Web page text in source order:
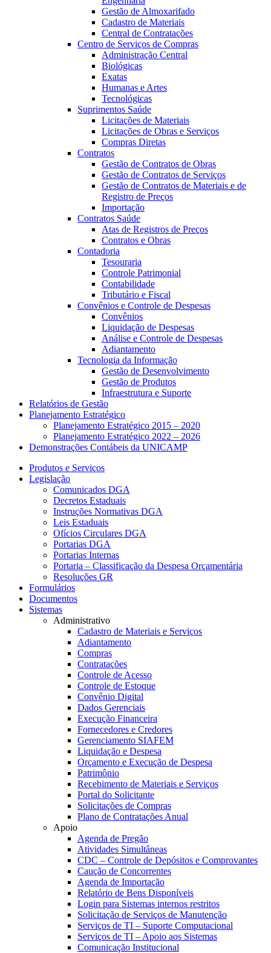
Gestão de Almoxarifado
Cadastro de Materiais
Central de Contratações
Centro de Serviços de Compras
Administração Central
Biológicas
Exatas
Humanas e Artes
Tecnológicas
Suprimentos Saúde
Licitações de Materiais
Licitações de Obras e Serviços
Compras Diretas
Contratos
Gestão de Contratos de Obras
Gestão de Contratos de Serviços
Gestão de Contratos de Materiais e de
Registro de Preços
Importação
Contratos Saúde
Atas de Registros de Preços
Contratos e Obras
Contadoria
Tesouraria
Controle Patrimonial
Contabilidade
Tributário e Fiscal
Convênios e Controle de Despesas
Convênios
Liquidação de Despesas
Análise e Controle de Despesas
Adiantamento
Tecnologia da Informação
Gestão de Desenvolvimento
Gestão de Produtos
Infraestrutura e Suporte
Relatórios de Gestão
Planejamento Estratégico
Planejamento Estratégico 2015 – 2020
Planejamento Estratégico 2022 – 2026
Demonstrações Contábeis da UNICAMP
Produtos e Serviços
Legislação
Comunicados DGA
Decretos Estaduais
Instruções Normativas DGA
Leis Estaduais
Ofícios Circulares DGA
Portarias DGA
Portarias Internas
Portaria – Classificação da Despesa Orçamentária
Resoluções GR
Formulários
Documentos
Sistemas
Administrativo
Cadastro de Materiais e Serviços
Adiantamento
Compras
Contratações
Controle de Acesso
Controle de Estoque
Convênio Digital
Dados Gerenciais
Execução Financeira
Fornecedores e Credores
Gerenciamento SIAFEM
Liquidação e Despesa
Orçamento e Execução de Despesa
Patrimônio
Recebimento de Materiais e Serviços
Portal do Solicitante
Solicitações de Compras
Plano de Contratações Anual
Apoio
Agenda de Pregão
Atividades Simultâneas
CDC – Controle de Depósitos e Comprovantes
Caução de Concorrentes
Agenda de Importação
Relatório de Bens Disponíveis
Login para Sistemas internos restritos
Solicitação de Serviços de Manutenção
Serviços de TI – Suporte Computacional
Serviços de TI – Apoio aos Sistemas
Comunicação Institucional